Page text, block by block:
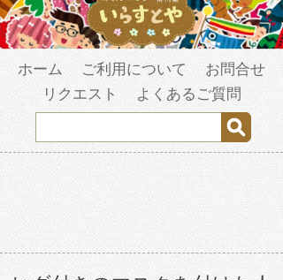
ホーム ご利用について
お問合せ
リクエスト
よくあるご質問